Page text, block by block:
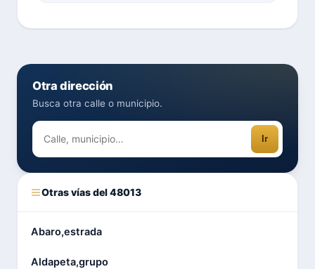
Otra dirección
Busca otra calle o municipio.
Ir
Otras vías del 48013
Abaro,estrada
Aldapeta,grupo